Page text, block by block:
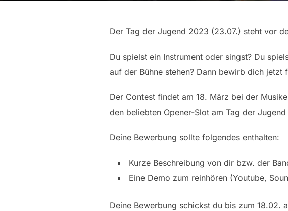
Der Tag der Jugend 2023 (23.07.) steht vor
Du spielst ein Instrument oder singst? Du
auf der Bühne stehen? Dann bewirb dich jetzt
Der Contest findet am 18. März bei der
den beliebten Opener-Slot am Tag der
Deine Bewerbung sollte folgendes enthalten:
Kurze Beschreibung von dir bzw. der
Eine Demo zum reinhören (Youtube,
Deine Bewerbung schickst du bis zum 18.02.